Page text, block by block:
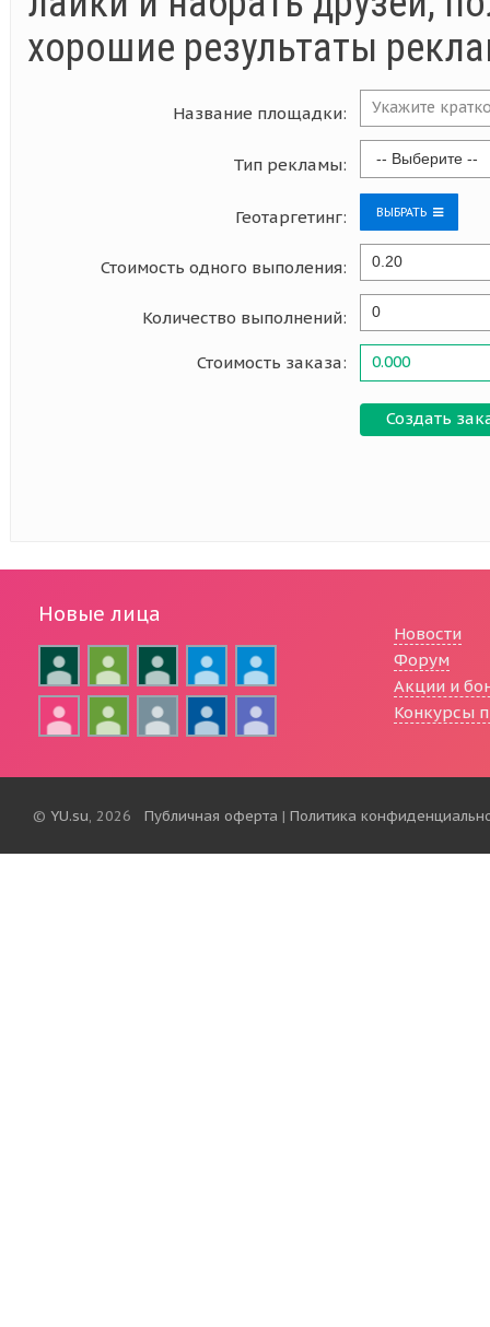
хорошие результаты
Название площадки:
Тип рекламы:
Геотаргетинг: ВЫБРАТЬ
Стоимость одного выполения:
Количество выполнений:
Стоимость заказа: 0.000
Создать
Новые лица
Новости
Форум
Акции и
Конкурсы
© YU.su, 2026 Публичная оферта | Политика